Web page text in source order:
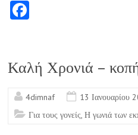
o
k
Καλή Χρονιά –
4dimnaf
13 Ιανουαρίου
Για τους γονείς,Η γωνιά των